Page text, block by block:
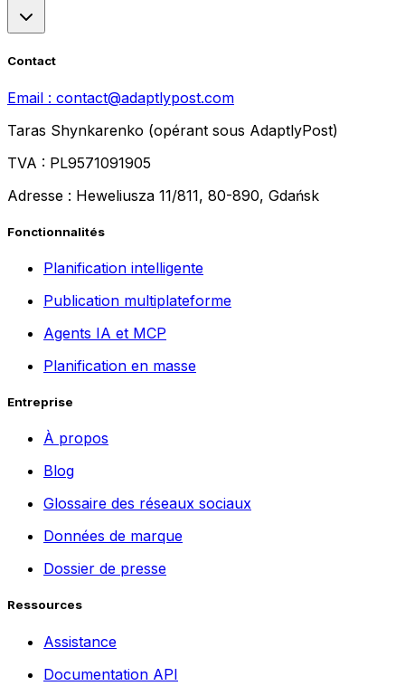
Contact
Email : contact@adaptlypost.com
Taras Shynkarenko (opérant sous AdaptlyPost)
TVA : PL9571091905
Adresse : Heweliusza 11/811, 80-890, Gdańsk
Fonctionnalités
Planification intelligente
Publication multiplateforme
Agents IA et MCP
Planification en masse
Entreprise
À propos
Blog
Glossaire des réseaux sociaux
Données de marque
Dossier de presse
Ressources
Assistance
Documentation API